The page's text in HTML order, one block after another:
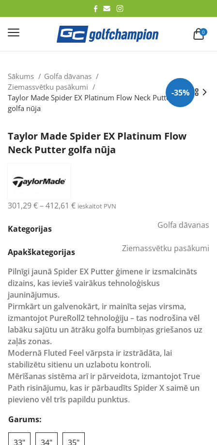
0
-35%
Sākums
Golfa dāvanas
Ziemassvētku pasākumi
Taylor Made Spider EX Platinum Flow Neck Putter
golfa nūja
Taylor Made Spider EX Platinum Flow
Neck Putter golfa nūja
301,29€–412,61 €Price
ieskaitot PVN
Kategorijas Golfa dāvanas
Apakškategorijas Ziemassvētku pasākumi
Pilnīgi jaunā Spider EX Putter ģimene ir izsmalcināts
dizains, kas ievieš vairākus tehnoloģiskus
jauninājumus.
Pirmkārt un galvenokārt, ir mainīta sejas virsma,
izmantojot PureRoll2 tehnoloģiju – tas nodrošina vēl
labāku sajūtu un ātrāku golfa bumbiņas griešanos uz
zaļās zonas.
Modernā Fluted Feel vārpsta ir izstrādāta, lai
stabilizētu sitienu un uzlabotu kontroli.
Mērīšanas sistēma arī ir pārveidota, izmantojot True
Path risinājumu, kas ir pārbaudīts Spider X saimē un
pievieno vēl trīs papildu punktus.
Garums:
33" 34"
35"